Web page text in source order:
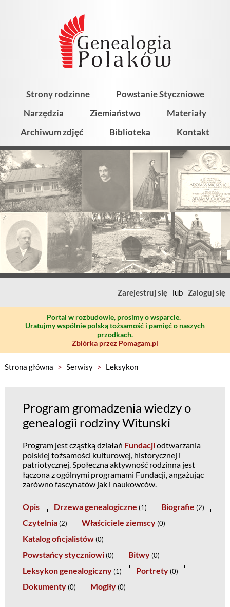
Strony rodzinne
Powstanie Styczniowe
Narzędzia
Ziemiaństwo
Materiały
Archiwum zdjęć
Biblioteka Kontakt
Zarejestruj się lub Zaloguj się
Portal w rozbudowie, prosimy o wsparcie.
Uratujmy wspólnie polską tożsamość i pamięć o naszych
przodkach.
Zbiórka przez Pomagam.pl
Strona główna > Serwisy > Leksykon
Program gromadzenia wiedzy o
genealogii rodziny Witunski
Program jest cząstką działań Fundacjiodtwarzania
polskiej tożsamości kulturowej, historycznej i
patriotycznej. Społeczna aktywność rodzinna jest
łączona z ogólnymi programami Fundacji, angażując
zarówno fascynatów jak i naukowców.
Opis Drzewa genealogiczne (1) Biografie (2)
Czytelnia (2) Właściciele ziemscy (0)
Katalog oficjalistów (0)
Powstańcy styczniowi (0) Bitwy (0)
Leksykon genealogiczny (1) Portrety (0)
Dokumenty (0) Mogiły (0)